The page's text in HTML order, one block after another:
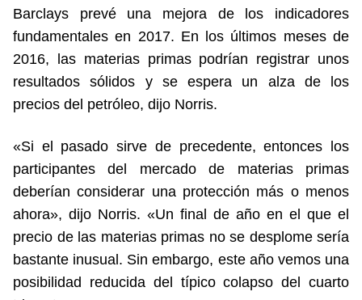
Barclays prevé una mejora de los indicadores
fundamentales en 2017. En los últimos meses de
2016, las materias primas podrían registrar unos
resultados sólidos y se espera un alza de los
precios del petróleo, dijo Norris.
«Si el pasado sirve de precedente, entonces los
participantes del mercado de materias primas
deberían considerar una protección más o menos
ahora», dijo Norris. «Un final de año en el que el
precio de las materias primas no se desplome sería
bastante inusual. Sin embargo, este año vemos una
posibilidad reducida del típico colapso del cuarto